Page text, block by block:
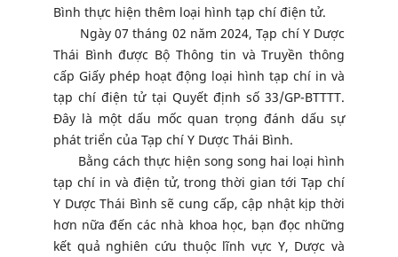
Bình thực hiện thêm loại hình tạp chí điện tử.
Ngày 07 tháng 02 năm 2024, Tạp chí Y Dược
Thái Bình được Bộ Thông tin và Truyền thông
cấp Giấy phép hoạt động loại hình tạp chí in và
tạp chí điện tử tại Quyết định số 33/GP-BTTTT.
Đây là một dấu mốc quan trọng đánh dấu sự
phát triển của Tạp chí Y Dược Thái Bình.
Bằng cách thực hiện song song hai loại hình
tạp chí in và điện tử, trong thời gian tới Tạp chí
Y Dược Thái Bình sẽ cung cấp, cập nhật kịp thời
hơn nữa đến các nhà khoa học, bạn đọc những
kết quả nghiên cứu thuộc lĩnh vực Y, Dược và